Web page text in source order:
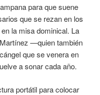
para que suene
que se rezan en los
la misa dominical. La
—quien también
que se venera en
a sonar cada año.
portátil para colocar